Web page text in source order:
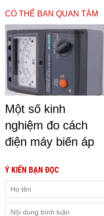
CÓ THỂ BẠN QUAN TÂM
Một số kinh
nghiệm đo cách
điện máy biến áp
Ý KIẾN BẠN ĐỌC